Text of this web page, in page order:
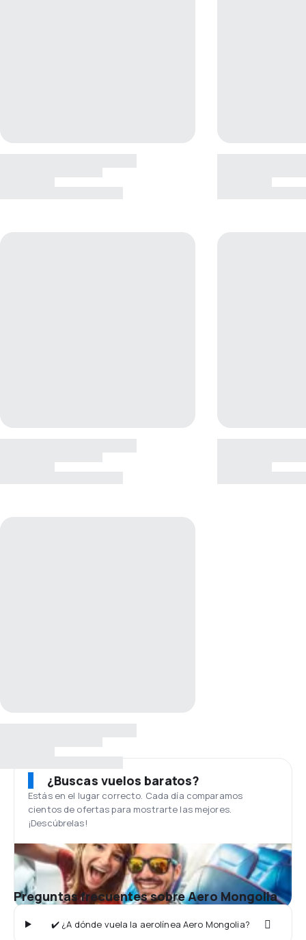
¿Buscas vuelos baratos?
Estás en el lugar correcto. Cada día comparamos
cientos de ofertas para mostrarte las mejores.
¡Descúbrelas!
Preguntas frecuentes sobre Aero Mongolia
✔️ ¿A dónde vuela la aerolínea Aero Mongolia?